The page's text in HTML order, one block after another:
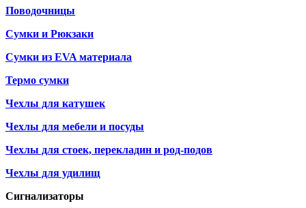
Поводочницы
Сумки и Рюкзаки
Сумки из EVA материала
Термо сумки
Чехлы для катушек
Чехлы для мебели и посуды
Чехлы для стоек, перекладин и род-подов
Чехлы для удилищ
Сигнализаторы